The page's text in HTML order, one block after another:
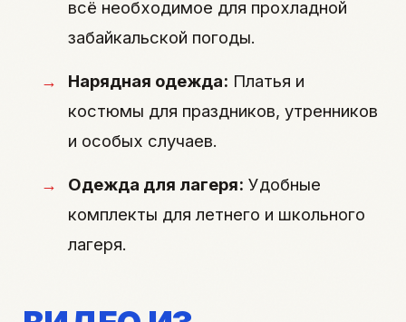
всё необходимое для прохладной
забайкальской погоды.
Нарядная одежда: Платья и
костюмы для праздников, утренников
и особых случаев.
Одежда для лагеря: Удобные
комплекты для летнего и школьного
лагеря.